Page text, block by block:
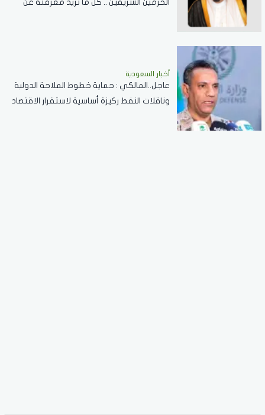
الحرمين الشريفين .. كل ما تريد معرفته عن
أخبار السعودية
عاجل..المالكي : حماية خطوط الملاحة الدولية
وناقلات النفط ركيزة أساسية لاستقرار الاقتصاد